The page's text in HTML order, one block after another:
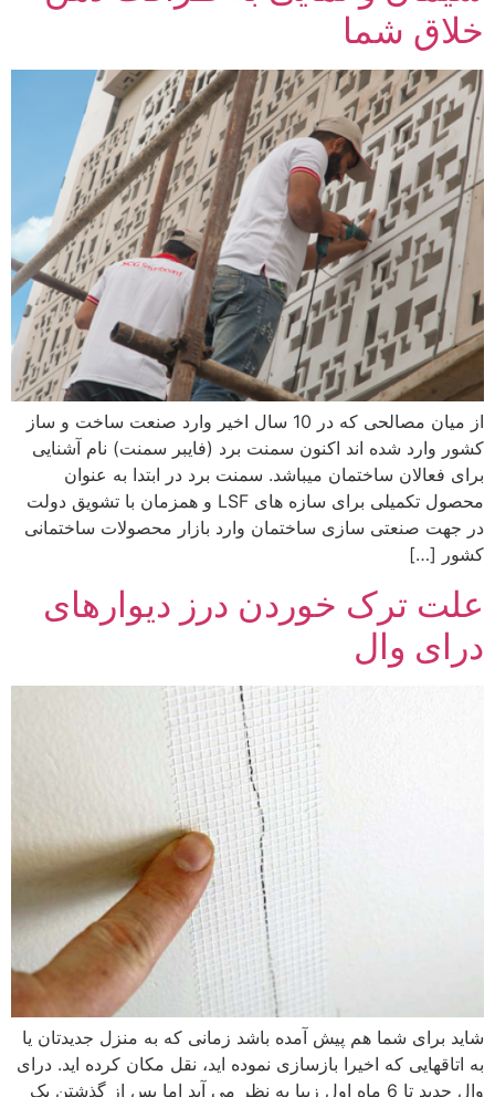
خلاق شما
از میان مصالحی که در 10 سال اخیر وارد صنعت ساخت و ساز
کشور وارد شده اند اکنون سمنت برد (فایبر سمنت) نام آشنایی
برای فعالان ساختمان میباشد. سمنت برد در ابتدا به عنوان
محصول تکمیلی برای سازه های LSF و همزمان با تشویق دولت
در جهت صنعتی سازی ساختمان وارد بازار محصولات ساختمانی
کشور […]
علت ترک خوردن درز دیوارهای
درای وال
شاید برای شما هم پیش آمده باشد زمانی که به منزل جدیدتان یا
به اتاقهایی که اخیرا بازسازی نموده اید، نقل مکان کرده اید. درای
وال جدید تا 6 ماه اول زیبا به نظر می آید اما پس از گذشتن یک